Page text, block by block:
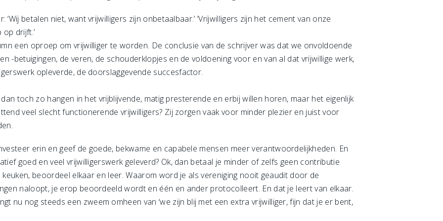
betalen niet, want vrijwilligers zijn onbetaalbaar.’ ‘Vrijwilligers zijn het cement van onze
op drijft.’
een oproep om vrijwilliger te worden. De conclusie van de schrijver was dat we onvoldoende
-betuigingen, de veren, de schouderklopjes en de voldoening voor en van al dat vrijwillige werk,
opleverde, de doorslaggevende succesfactor.
toch zo hangen in het vrijblijvende, matig presterende en erbij willen horen, maar het eigenlijk
veel slecht functionerende vrijwilligers? Zij zorgen vaak voor minder plezier en juist voor
erin en geef de goede, bekwame en capabele mensen meer verantwoordelijkheden. En
goed en veel vrijwilligerswerk geleverd? Ok, dan betaal je minder of zelfs geen contributie
beoordeel elkaar en leer. Waarom word je als vereniging nooit geaudit door de
naloopt, je erop beoordeeld wordt en één en ander protocolleert. En dat je leert van elkaar.
nu nog steeds een zweem omheen van ‘we zijn blij met een extra vrijwilliger, fijn dat je er bent,